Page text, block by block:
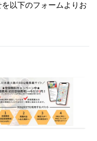
以下のフォームよりお